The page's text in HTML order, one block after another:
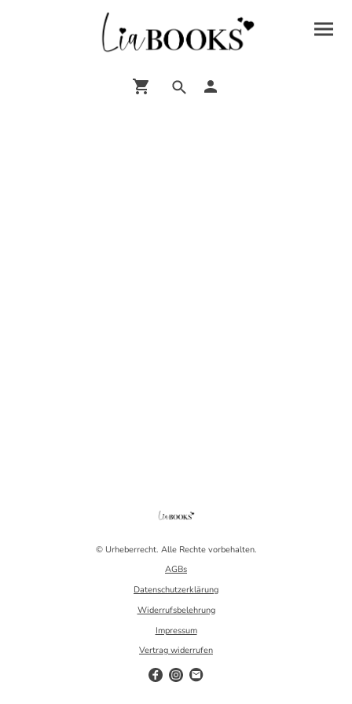
© Urheberrecht. Alle Rechte vorbehalten.
AGBs
Datenschutzerklärung
Widerrufsbelehrung
Impressum
Vertrag widerrufen